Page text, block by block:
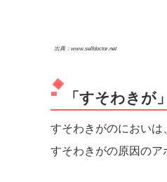
出典：www.selfdoctor.net
「すそわきが
すそわきがのにおいは
すそわきがの原因のア